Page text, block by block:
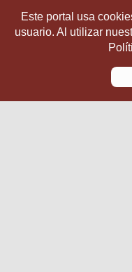
Este portal usa
usuario. Al utilizar